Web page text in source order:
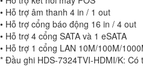
• Hỗ trợ âm thanh 4 in / 1 out
• Hỗ trợ cổng báo động 16 in / 4 out
• Hỗ trợ 4 cổng SATA và 1 eSATA
• Hỗ trợ 1 cổng LAN 10M/100M/
* Đầu ghi HDS-7324TVI-HDMI/K: